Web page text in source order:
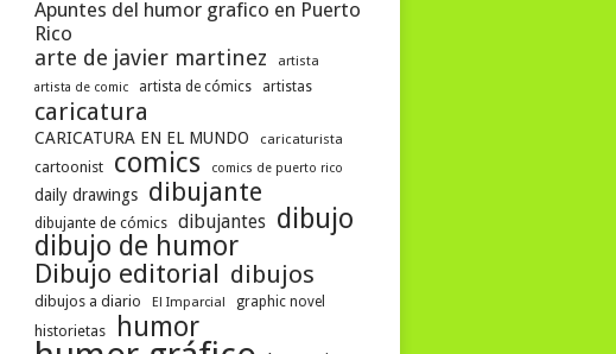
Apuntes del humor grafico en Puerto
Rico
arte de javier martinez
artista
artista de comic
artista de cómics artistas
caricatura
CARICATURA EN EL MUNDO caricaturista
cartoonist comics comics de puerto rico
daily drawings dibujante
dibujante de cómics dibujantes dibujo
dibujo de humor
Dibujo editorial dibujos
dibujos a diario El Imparcial graphic novel
historietas humor